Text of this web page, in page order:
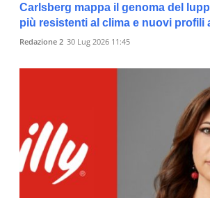
Carlsberg mappa il genoma del
più resistenti al clima e nuovi profili
Redazione 2 30 Lug 2026 11:45